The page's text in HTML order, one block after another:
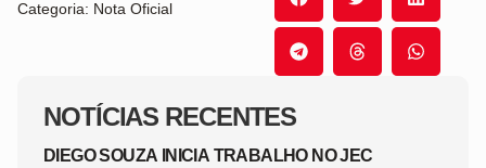
NOTÍCIAS RECENTES
DIEGO SOUZA INICIA TRABALHO NO JEC
Categoria: Nota Oficial